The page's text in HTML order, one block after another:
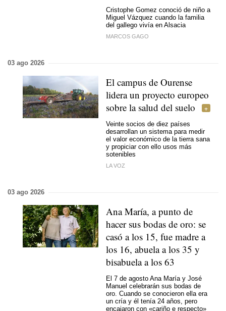
Cristophe Gomez conoció de niño a
Miguel Vázquez cuando la familia
del gallego vivía en Alsacia
MARCOS GAGO
03 ago 2026
El campus de Ourense
lidera un proyecto europeo
sobre la salud del suelo
Veinte socios de diez países
desarrollan un sistema para medir
el valor económico de la tierra sana
y propiciar con ello usos más
sotenibles
LA VOZ
03 ago 2026
Ana María, a punto de
hacer sus bodas de oro: se
casó a los 15, fue madre a
los 16, abuela a los 35 y
bisabuela a los 63
El 7 de agosto Ana María y José
Manuel celebrarán sus bodas de
oro. Cuando se conocieron ella era
un cría y él tenía 24 años, pero
encajaron con «cariño e respecto»